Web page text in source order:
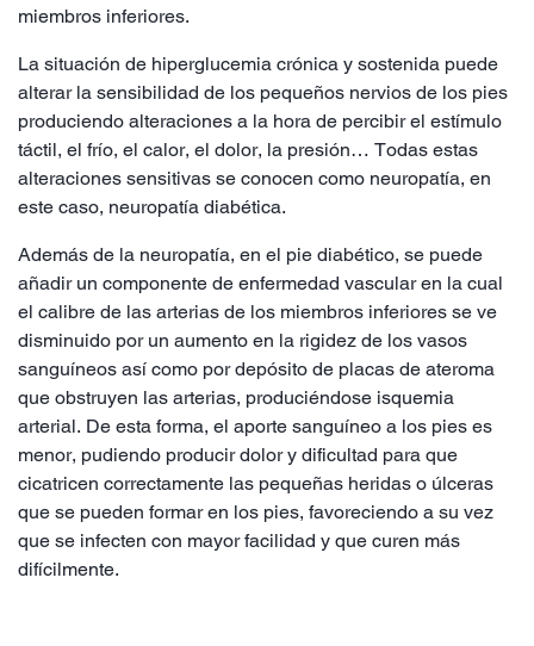
miembros inferiores.
La situación de hiperglucemia crónica y sostenida puede
alterar la sensibilidad de los pequeños nervios de los pies
produciendo alteraciones a la hora de percibir el estímulo
táctil, el frío, el calor, el dolor, la presión… Todas estas
alteraciones sensitivas se conocen como neuropatía, en
este caso, neuropatía diabética.
Además de la neuropatía, en el pie diabético, se puede
añadir un componente de enfermedad vascular en la cual
el calibre de las arterias de los miembros inferiores se ve
disminuido por un aumento en la rigidez de los vasos
sanguíneos así como por depósito de placas de ateroma
que obstruyen las arterias, produciéndose isquemia
arterial. De esta forma, el aporte sanguíneo a los pies es
menor, pudiendo producir dolor y dificultad para que
cicatricen correctamente las pequeñas heridas o úlceras
que se pueden formar en los pies, favoreciendo a su vez
que se infecten con mayor facilidad y que curen más
difícilmente.